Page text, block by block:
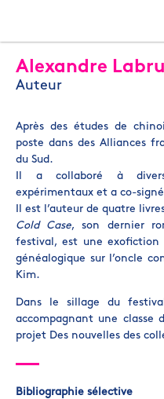
Alexandre
Auteur
Après des études de
poste dans des Alliances
du Sud.
Il a collaboré à
expérimentaux et a co-
Il est l’auteur de quatre
Cold Case, son dernier
festival, est une exofiction
généalogique sur l’oncle
Kim.
Dans le sillage du
accompagnant une classe
projet Des nouvelles des
Bibliographie sélective